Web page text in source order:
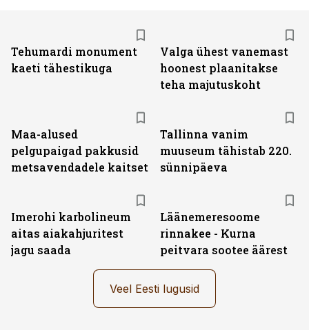
Tehumardi monument
kaeti tähestikuga
Valga ühest vanemast
hoonest plaanitakse
teha majutuskoht
Maa-alused
pelgupaigad pakkusid
metsavendadele kaitset
Tallinna vanim
muuseum tähistab 220.
sünnipäeva
Imerohi karbolineum
aitas aiakahjuritest
jagu saada
Läänemeresoome
rinnakee - Kurna
peitvara sootee äärest
Veel Eesti lugusid